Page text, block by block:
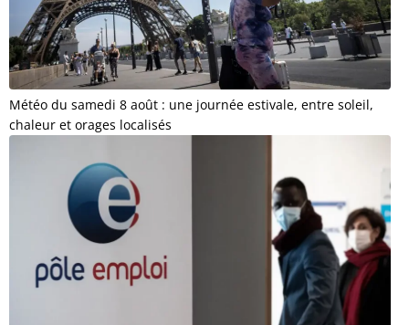
Météo du samedi 8 août : une journée estivale, entre soleil,
chaleur et orages localisés